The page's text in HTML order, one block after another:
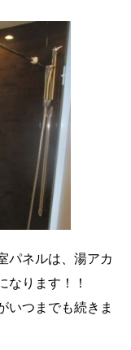
パネルは、湯アカ
なります！！
いつまでも続きま